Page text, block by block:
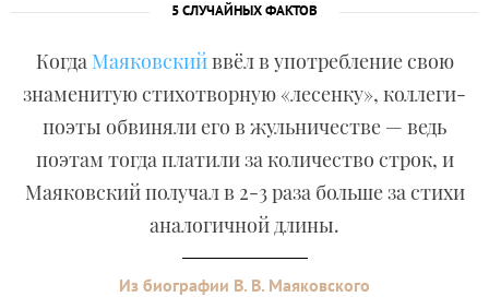
5 СЛУЧАЙНЫХ ФАКТОВ
Когда Маяковскийввёл в употребление свою
знаменитую стихотворную «лесенку», коллеги-
поэты обвиняли его в жульничестве — ведь
поэтам тогда платили за количество строк, и
Маяковский получал в 2-3 раза больше за стихи
аналогичной длины.
Из биографии В. В. Маяковского